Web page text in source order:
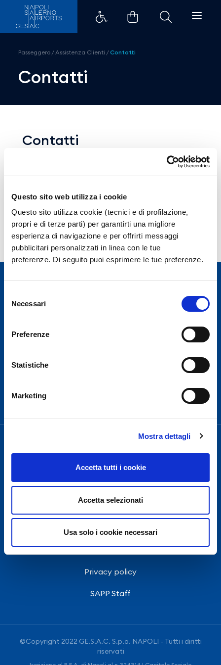
Questo sito web utilizza i cookie
Questo sito utilizza cookie (tecnici e di profilazione,
propri e di terze parti) per garantirti una migliore
esperienza di navigazione e per offrirti messaggi
pubblicitari personalizzati in linea con le tue
preferenze. Di seguito puoi esprimere le tue preferenze.
delNecessari
Preferenze
Statistiche
Marketing
Mostra dettagli
Accetta tutti i cookie
Accetta selezionati
Usa solo i cookie necessari
Contatti | Aeroporto Salerno -
Passeggero /Assistenza Clienti /Contatti
Contatti
Contatti
Ufficio informazioni (tutti i giorni dalle 9:00
Emailinfosalerno@gesac.it
Enti di Stato in aeroporto
Dogana 081 19334293
Polizia di stato 0828 547522
Per motivi di sicurezza il Terminal passeggeri
dell’Aeroporto di Salerno Costa d’Amalfi e del Cilento è
Contatti
Società Trasparente
Intranet
Ordinanze E.N.A.C.
Privacy policy
SAPP Staff
©Copyright 2022 GE.S.A.C. S.p.a. NAPOLI - Tutti i diritti
riservati